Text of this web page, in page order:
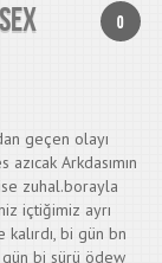
0
geçen olayı
azıcak Arkdasımın
zuhal.borayla
içtiğimiz ayrı
bi gün bn
bi sürü ödew